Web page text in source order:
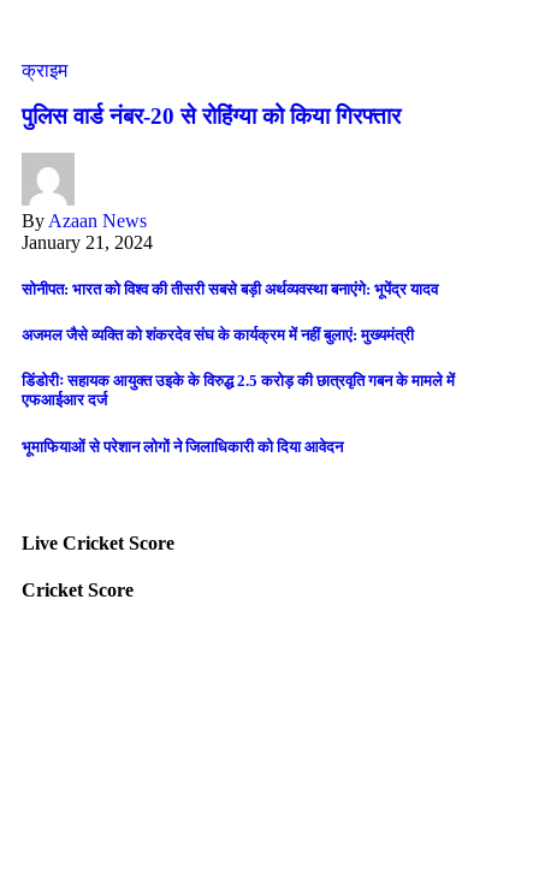
क्राइम
पुलिस वार्ड नंबर-20 से रोहिंग्या को किया गिरफ्तार
By Azaan News
January 21, 2024
सोनीपत: भारत को विश्व की तीसरी सबसे बड़ी अर्थव्यवस्था बनाएंगे: भूपेंद्र यादव
अजमल जैसे व्यक्ति को शंकरदेव संघ के कार्यक्रम में नहीं बुलाएं: मुख्यमंत्री
डिंडोरीः सहायक आयुक्त उइके के विरुद्ध 2.5 करोड़ की छात्रवृति गबन के मामले में
एफआईआर दर्ज
भूमाफियाओं से परेशान लोगों ने जिलाधिकारी को दिया आवेदन
Live Cricket Score
Cricket Score